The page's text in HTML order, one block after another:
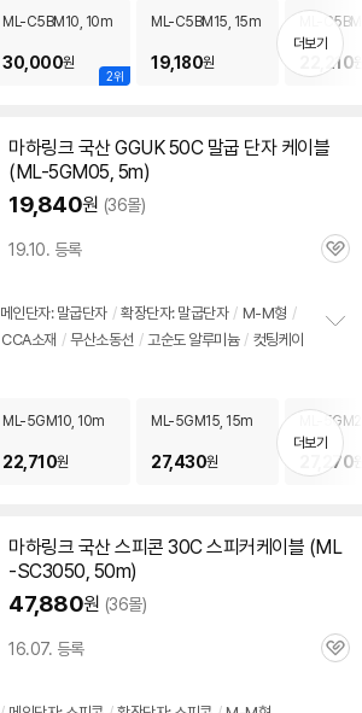
펼
치
기
2위
ML-C5BM10, 10m
30,000원
ML-C5BM15, 15m
19,180원
ML-
m
22,210
더보기
마하링크 국산 GGUK50C말굽 단자 케이블
(ML-5GM05, 5m)
19,840원 (36몰)
19.10. 등록
관
메인단자: 말굽단자 / 확장단자: 말굽단자 / M-M형 /
CCA소재 / 무산소동선 / 고순도 알루미늄 / 컷팅케이
치
기
ML-5GM10, 10m
22,710원
ML-5GM15, 15m
27,430원
ML-
27,270
더보기
마하링크 국산 스피콘 30C스피커케이블 (ML
-SC3050, 50m)
47,880원 (36몰)
16.07. 등록
관
세부정보 열기/접기